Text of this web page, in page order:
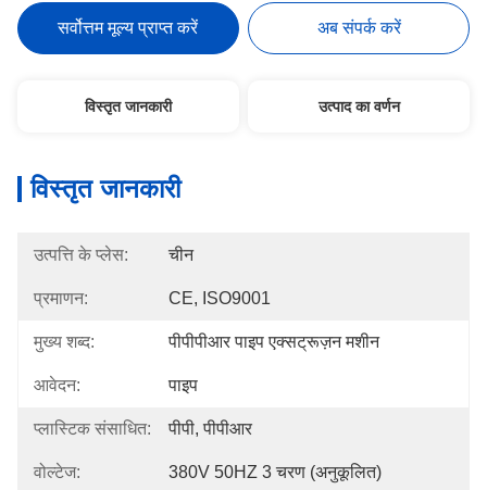
सर्वोत्तम मूल्य प्राप्त करें अब संपर्क करें
विस्तृत जानकारी उत्पाद का वर्णन
विस्तृत जानकारी
उत्पत्ति के प्लेस: चीन
प्रमाणन: CE, ISO9001
मुख्य शब्द: पीपीपीआर पाइप एक्सट्रूज़न मशीन
आवेदन: पाइप
प्लास्टिक संसाधित: पीपी, पीपीआर
वोल्टेज: 380V 50HZ 3 चरण (अनुकूलित)